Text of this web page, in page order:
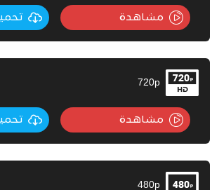
مشاهدة
720p
مشاهدة
480p